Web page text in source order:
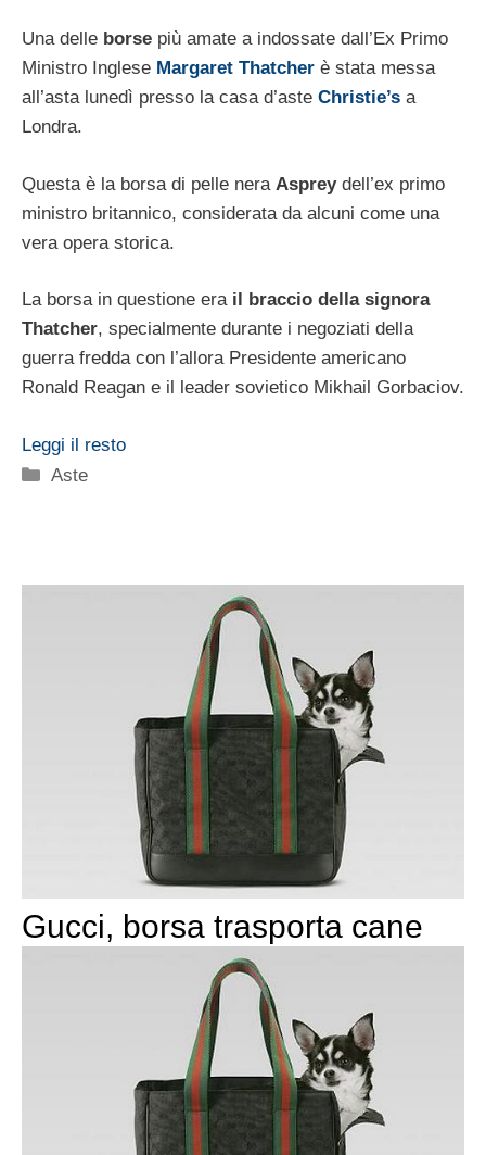
Una delle borse più amate a indossate dall’Ex Primo
Ministro Inglese Margaret Thatcher è stata messa
all’asta lunedì presso la casa d’aste Christie’s a
Londra.
Questa è la borsa di pelle nera Aspreydell’ex primo
ministro britannico, considerata da alcuni come una
vera opera storica.
La borsa in questione era il braccio della signora
Thatcher, specialmente durante i negoziati della
guerra fredda con l’allora Presidente americano
Ronald Reagan e il leader sovietico Mikhail Gorbaciov.
Leggi il resto
Categorie
Aste
Gucci, borsa trasporta cane